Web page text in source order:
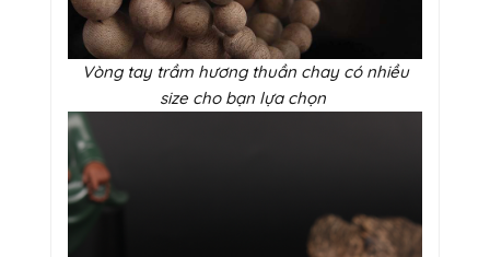
Vòng tay trầm hương thuần chay có nhiều
size cho bạn lựa chọn